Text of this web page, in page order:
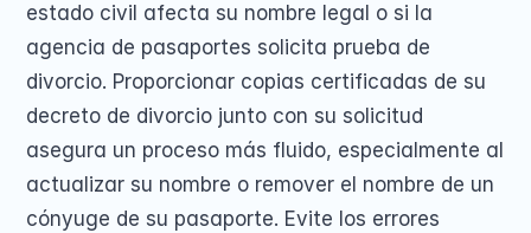
estado civil afecta su nombre legal o si la
agencia de pasaportes solicita prueba de
divorcio. Proporcionar copias certificadas de su
decreto de divorcio junto con su solicitud
asegura un proceso más fluido, especialmente al
actualizar su nombre o remover el nombre de un
cónyuge de su pasaporte. Evite los errores